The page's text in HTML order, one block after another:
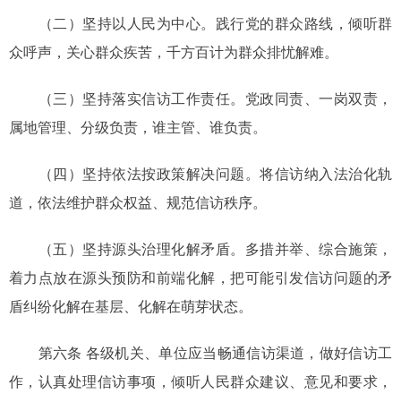
（二）坚持以人民为中心。践行党的群众路线，倾听群
众呼声，关心群众疾苦，千方百计为群众排忧解难。
（三）坚持落实信访工作责任。党政同责、一岗双责，
属地管理、分级负责，谁主管、谁负责。
（四）坚持依法按政策解决问题。将信访纳入法治化轨
道，依法维护群众权益、规范信访秩序。
（五）坚持源头治理化解矛盾。多措并举、综合施策，
着力点放在源头预防和前端化解，把可能引发信访问题的矛
盾纠纷化解在基层、化解在萌芽状态。
第六条 各级机关、单位应当畅通信访渠道，做好信访工
作，认真处理信访事项，倾听人民群众建议、意见和要求，